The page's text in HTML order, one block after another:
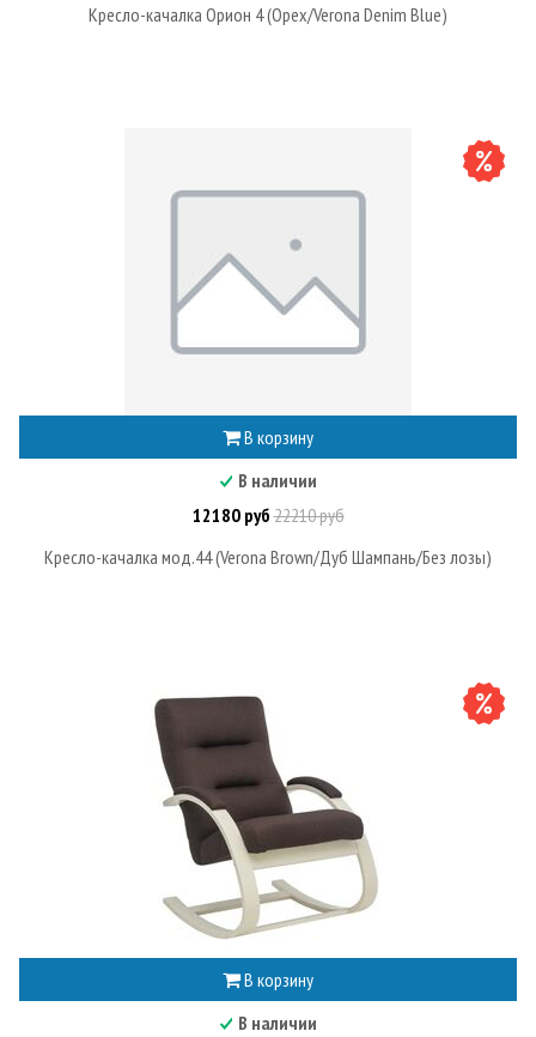
Кресло-качалка Орион 4 (Орех/Verona Denim Blue)
В корзину
В наличии
12180 руб22210 руб
Кресло-качалка мод.44 (Verona Brown/Дуб Шампань/Без лозы)
В корзину
В наличии